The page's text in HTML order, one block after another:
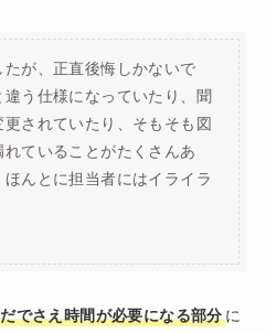
が、正直後悔しかないで
う仕様になっていたり、聞
されていたり、そもそも図
ていることがたくさんあ
んとに担当者にはイライラ
でさえ時間が必要になる部分に